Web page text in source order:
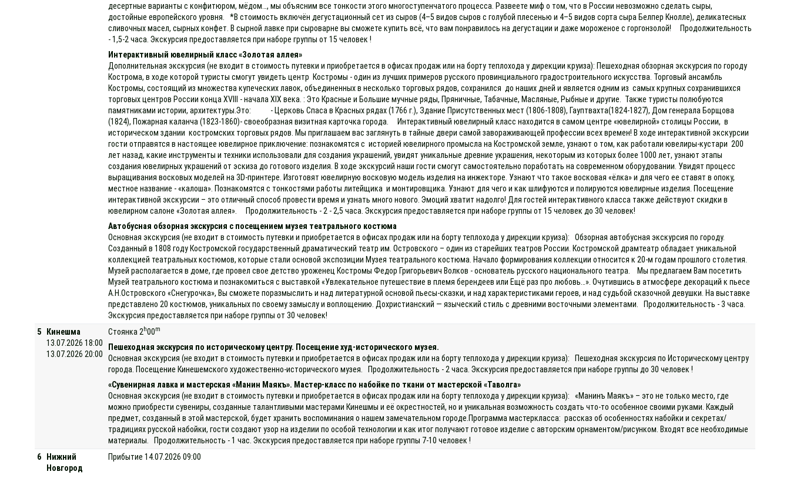
десертные варианты с конфитюром, мёдом…, мы объясним все тонкости этого многоступенчатого процесса. Развеете миф о том, что в России невозможно сделать сыры,
достойные европейского уровня. *В стоимость включён дегустационный сет из сыров (4–5 видов сыров с голубой плесенью и 4–5 видов сорта сыра Белпер Кнолле), деликатесных
сливочных масел, сырных конфет. В сырной лавке при сыроварне вы сможете купить всё, что вам понравилось на дегустации и даже мороженое с горгонзолой! Продолжительность
- 1,5-2 часа. Экскурсия предоставляется при наборе группы от 15 человек !
Интерактивный ювелирный класс «Золотая аллея»
Дополнительная экскурсия (не входит в стоимость путевки и приобретается в офисах продаж или на борту теплохода у дирекции круиза): Пешеходная обзорная экскурсия по городу
Кострома, в ходе которой туристы смогут увидеть центр Костромы - один из лучших примеров русского провинциального градостроительного искусства. Торговый ансамбль
Костромы, состоящий из множества купеческих лавок, объединенных в несколько торговых рядов, сохранился до наших дней и является одним из самых крупных сохранившихся
торговых центров России конца XVIII - начала XIX века. : Это Красные и Большие мучные ряды, Пряничные, Табачные, Масляные, Рыбные и другие. Также туристы полюбуются
памятниками истории, архитектуры.Это: - Церковь Спаса в Красных рядах (1766 г.), Здание Присутственных мест (1806-1808), Гауптвахта(1824-1827), Дом генерала Борщова
(1824), Пожарная каланча (1823-1860)- своеобразная визитная карточка города. Интерактивный ювелирный класс находится в самом центре «ювелирной» столицы России, в
историческом здании костромских торговых рядов. Мы приглашаем вас заглянуть в тайные двери самой завораживающей профессии всех времен! В ходе интерактивной экскурсии
гости отправятся в настоящее ювелирное приключение: познакомятся с историей ювелирного промысла на Костромской земле, узнают о том, как работали ювелиры-кустари 200
лет назад, какие инструменты и техники использовали для создания украшений, увидят уникальные древние украшения, некоторым из которых более 1000 лет, узнают этапы
создания ювелирных украшений от эскиза до готового изделия. В ходе экскурсий наши гости смогут самостоятельно поработать на современном оборудовании. Увидят процесс
выращивания восковых моделей на 3D-принтере. Изготовят ювелирную восковую модель изделия на инжекторе. Узнают что такое восковая «ёлка» и для чего ее ставят в опоку,
местное название - «калоша». Познакомятся с тонкостями работы литейщика и монтировщика. Узнают для чего и как шлифуются и полируются ювелирные изделия. Посещение
интерактивной экскурсии – это отличный способ провести время и узнать много нового. Эмоций хватит надолго! Для гостей интерактивного класса также действуют скидки в
ювелирном салоне «Золотая аллея». Продолжительность - 2 - 2,5 часа. Экскурсия предоставляется при наборе группы от 15 человек до 30 человек!
Автобусная обзорная экскурсия с посещением музея театрального костюма
Основная экскурсия (не входит в стоимость путевки и приобретается в офисах продаж или на борту теплохода у дирекции круиза): Обзорная автобусная экскурсия по городу.
Созданный в 1808 году Костромской государственный драматический театр им. Островского – один из старейших театров России. Костромской драмтеатр обладает уникальной
коллекцией театральных костюмов, которые стали основой экспозиции Музея театрального костюма. Начало формирования коллекции относится к 20-м годам прошлого столетия.
Музей располагается в доме, где провел свое детство уроженец Костромы Федор Григорьевич Волков - основатель русского национального театра. Мы предлагаем Вам посетить
Музей театрального костюма и познакомиться с выставкой «Увлекательное путешествие в племя берендеев или Ещё раз про любовь…». Очутившись в атмосфере декораций к пьесе
А.Н.Островского «Снегурочка», Вы сможете поразмыслить и над литературной основой пьесы-сказки, и над характеристиками героев, и над судьбой сказочной девушки. На выставке
представлено 20 костюмов, уникальных по своему замыслу и воплощению. Дохристианский — языческий стиль с древними восточными элементами. Продолжительность - 3 часа.
Экскурсия предоставляется при наборе группы от 30 человек!
5
Кинешма
13.07.2026 18:00
13.07.2026 20:00
Стоянка 2 h00m
Пешеходная экскурсия по историческому центру. Посещение худ-исторического музея.
Основная экскурсия (не входит в стоимость путевки и приобретается в офисах продаж или на борту теплохода у дирекции круиза): Пешеходная экскурсия по Историческому центру
города. Посещение Кинешемского художественно-исторического музея. Продолжительность - 2 часа. Экскурсия предоставляется при наборе группы до 30 человек !
«Сувенирная лавка и мастерская «Манин Маякъ». Мастер-класс по набойке по ткани от мастерской «Таволга»
Основная экскурсия (не входит в стоимость путевки и приобретается в офисах продаж или на борту теплохода у дирекции круиза): «Манинъ Маякъ» – это не только место, где
можно приобрести сувениры, созданные талантливыми мастерами Кинешмы и её окрестностей, но и уникальная возможность создать что-то особенное своими руками. Каждый
предмет, созданный в этой мастерской, будет хранить воспоминания о нашем замечательном городе.Программа мастеркласса: рассказ об особенностях набойки и секретах/
традициях русской набойки, гости создают узор на изделии по особой технологии и как итог получают готовое изделие с авторским орнаментом/рисунком. Входят все необходимые
материалы. Продолжительность - 1 час. Экскурсия предоставляется при наборе группы 7-10 человек !
6
Нижний
Новгород
Прибытие 14.07.2026 09:00